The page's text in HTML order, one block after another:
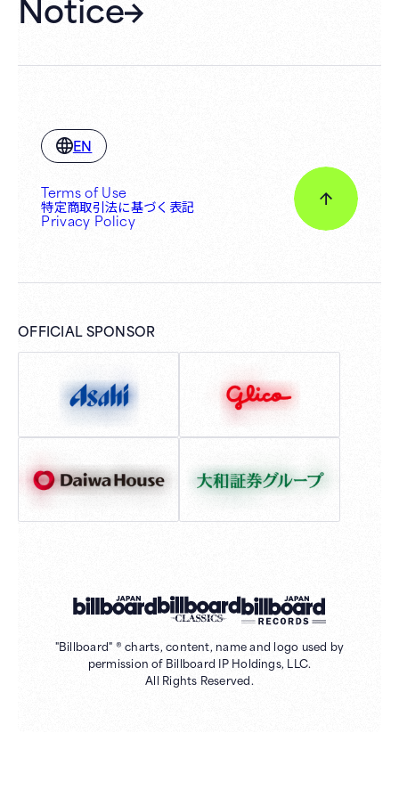
EN
Terms of Use
特定商取引法に基づく表記
Privacy Policy
OFFICIAL SPONSOR
"Billboard" ® charts, content, name and logo used by
permission of Billboard IP Holdings, LLC.
All Rights Reserved.